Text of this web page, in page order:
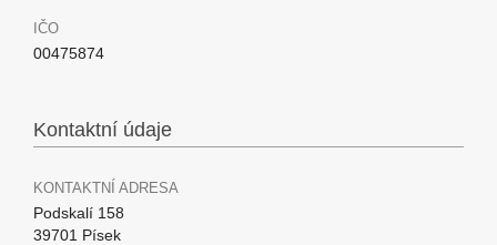
IČO
00475874
Kontaktní údaje
KONTAKTNÍ ADRESA
Podskalí 158
39701 Písek